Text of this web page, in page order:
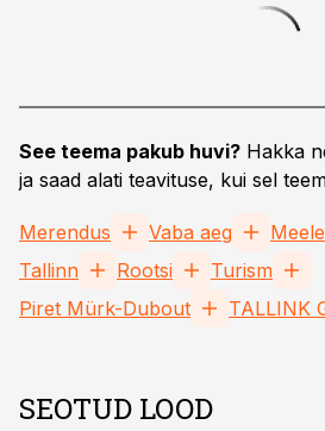
See teema pakub huvi? Hakka
ja saad alati teavituse, kui sel
Merendus Vaba aeg
Tallinn
Rootsi
Turism
Piret Mürk-Dubout
TALLINK
SEOTUD LOOD